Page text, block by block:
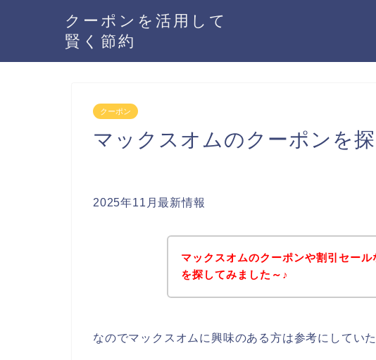
クーポンを活用して
賢く節約
クーポン
マックスオムのクーポンを
2025年11月最新情報
マックスオムのクーポンや割引セー
を探してみました～♪
なのでマックスオムに興味のある方は参考にしてい